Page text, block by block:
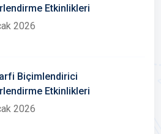
Etkinlikleri
2026
Biçimlendirici
Etkinlikleri
2026